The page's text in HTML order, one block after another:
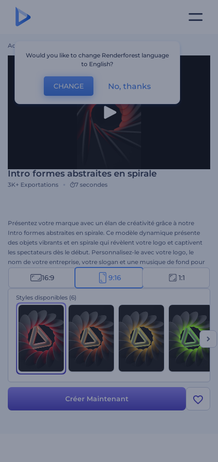
Accueil
Intro formes abstraites en spirale
3K+ Exportations 7 secondes
Présentez votre marque avec un élan de créativité grâce à notre
Intro formes abstraites en spirale. Ce modèle dynamique présente
des objets vibrants et en spirale qui révèlent votre logo et captivent
les spectateurs dès le début. Personnalisez-le avec votre logo, le
nom de votre entreprise, votre slogan et une musique de fond pour
créer une introduction unique. Elle est parfaite pour les promotions
de produits ou de services, les intros ou outros de chaînes, les
publicités vidéo, les ouvertures de présentations, etc. Commencez
à créer de superbes intros dès maintenant !
16:9 9:16 1:1
Styles disponibles (6)
Créer Maintenant
Would you like to change Renderforest language
to English?
CHANGE No, thanks